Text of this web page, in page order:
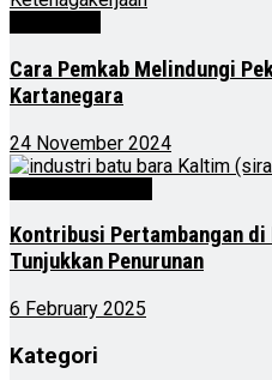
Cara Pemkab Melindungi
Kartanegara
24 November 2024
Kontribusi Pertambangan di
Tunjukkan Penurunan
6 February 2025
Kategori